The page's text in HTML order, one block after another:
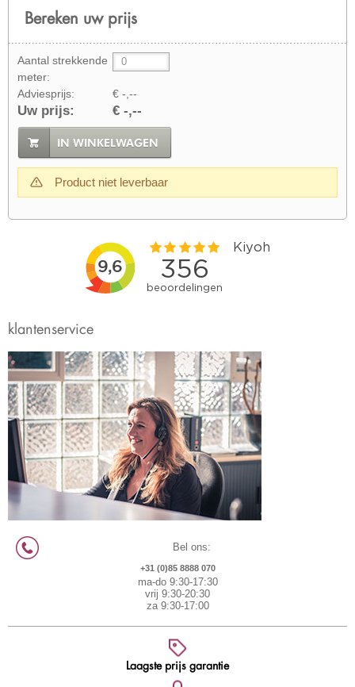
Bereken uw prijs
Aantal strekkende
meter:
Adviesprijs:
€ -,--
Uw prijs: € -,--
IN WINKELWAGEN
Product niet leverbaar
klantenservice
Bel ons:
+31 (0)85 8888 070
ma-do 9:30-17:30
vrij 9:30-20:30
za 9:30-17:00
Laagste prijs garantie